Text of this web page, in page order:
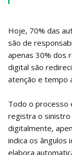
Hoje, 70% das
são de
apenas 30% dos
digital são
atenção e tempo
Todo o processo
registra o sinistro
digitalmente,
indica os ângulos
elabora